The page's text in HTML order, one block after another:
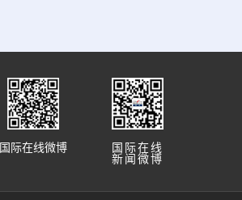
国际在线
新闻微博
国际在线微博